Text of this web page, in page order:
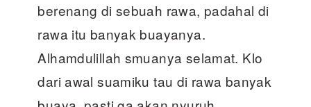
berenang di sebuah rawa, padahal di
rawa itu banyak buayanya.
Alhamdulillah smuanya selamat. Klo
dari awal suamiku tau di rawa banyak